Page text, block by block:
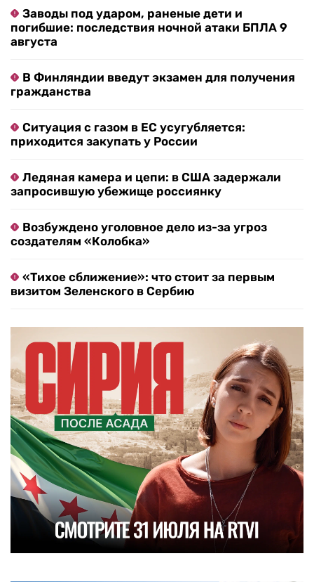
Заводы под ударом, раненые дети и
погибшие: последствия ночной атаки БПЛА 9
августа
В Финляндии введут экзамен для получения
гражданства
Ситуация с газом в ЕС усугубляется:
приходится закупать у России
Ледяная камера и цепи: в США задержали
запросившую убежище россиянку
Возбуждено уголовное дело из-за угроз
создателям «Колобка»
«Тихое сближение»: что стоит за первым
визитом Зеленского в Сербию